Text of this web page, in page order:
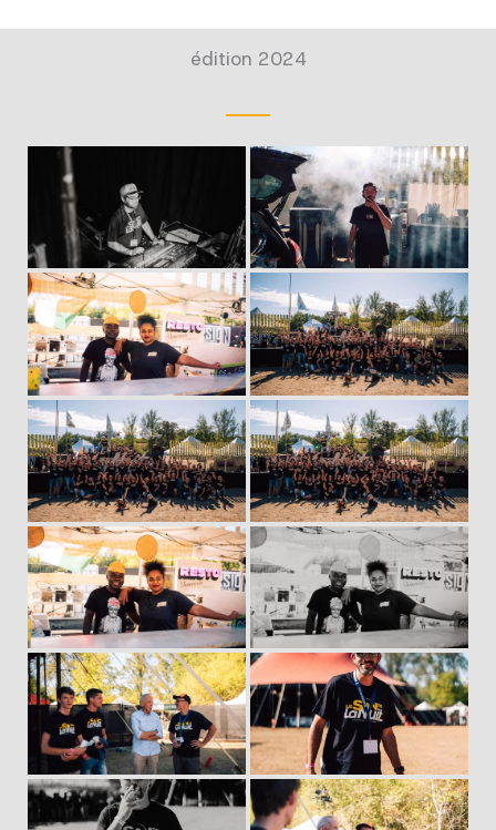
édition 2024